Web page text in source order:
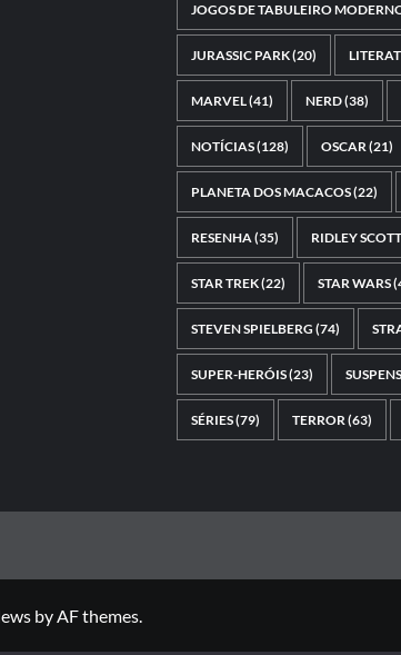
JOGOS DE TABULEIRO
JURASSIC PARK(20)
MARVEL(41) NERD(38)
NOTÍCIAS(128) OSCAR(21)
PLANETA DOS MACACOS(22)
RESENHA(35) RIDLEY SCOTT
STAR TREK(22) STAR WARS
STEVEN SPIELBERG (74)
SUPER-HERÓIS(23)
SÉRIES(79) TERROR(63)
by AF themes.